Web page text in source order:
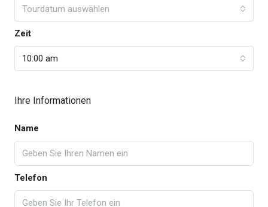
Tourdatum auswählen
Zeit
10:00 am
Ihre Informationen
Name
Telefon